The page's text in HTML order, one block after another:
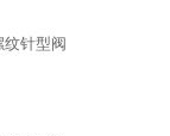
纹针型阀